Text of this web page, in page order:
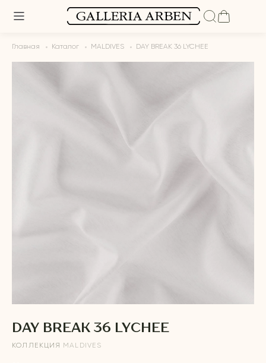
Главная Каталог MALDIVES DAY BREAK 36 LYCHEE
DAY BREAK 36 LYCHEE
КОЛЛЕКЦИЯ MALDIVES